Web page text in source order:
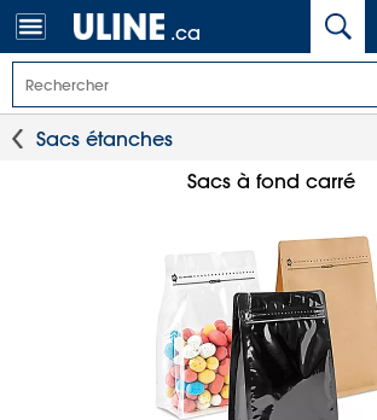
.ca
Sacs étanches
Sacs à fond carré